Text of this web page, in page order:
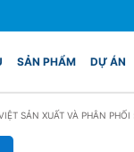
SẢN PHẨM DỰ ÁN
SẢN XUẤT VÀ PHÂN PHỐI